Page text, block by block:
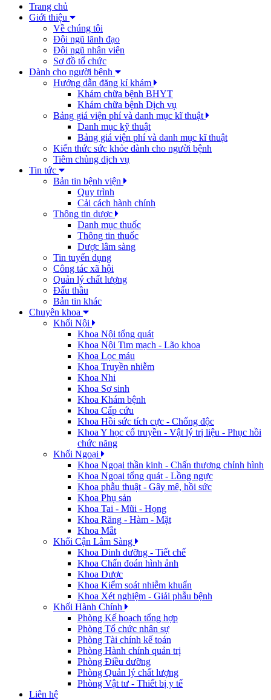
Trang chủ
Giới thiệu
Về chúng tôi
Đội ngũ lãnh đạo
Đội ngũ nhân viên
Sơ đồ tổ chức
Dành cho người bệnh
Hướng dẫn đăng kí khám
Khám chữa bệnh BHYT
Khám chữa bệnh Dịch vụ
Bảng giá viện phí và danh mục kĩ thuật
Danh mục kỹ thuật
Bảng giá viện phí và danh mục kĩ thuật
Kiến thức sức khỏe dành cho người bệnh
Tiêm chủng dịch vụ
Tin tức
Bản tin bệnh viện
Quy trình
Cải cách hành chính
Thông tin dược
Danh mục thuốc
Thông tin thuốc
Dược lâm sàng
Tin tuyển dụng
Công tác xã hội
Quản lý chất lượng
Đấu thầu
Bản tin khác
Chuyên khoa
Khối Nội
Khoa Nội tổng quát
Khoa Nội Tim mạch - Lão khoa
Khoa Lọc máu
Khoa Truyền nhiễm
Khoa Nhi
Khoa Sơ sinh
Khoa Khám bệnh
Khoa Cấp cứu
Khoa Hồi sức tích cực - Chống độc
Khoa Y học cổ truyền - Vật lý trị liệu - Phục hồi
chức năng
Khối Ngoại
Khoa Ngoại thần kinh - Chấn thương chỉnh hình
Khoa Ngoại tổng quát - Lồng ngực
Khoa phẫu thuật - Gây mê, hồi sức
Khoa Phụ sản
Khoa Tai - Mũi - Họng
Khoa Răng - Hàm - Mặt
Khoa Mắt
Khối Cận Lâm Sàng
Khoa Dinh dưỡng - Tiết chế
Khoa Chẩn đoán hình ảnh
Khoa Dược
Khoa Kiểm soát nhiễm khuẩn
Khoa Xét nghiệm - Giải phẫu bệnh
Khối Hành Chính
Phòng Kế hoạch tổng hợp
Phòng Tổ chức nhân sự
Phòng Tài chính kế toán
Phòng Hành chính quản trị
Phòng Điều dưỡng
Phòng Quản lý chất lượng
Phòng Vật tư - Thiết bị y tế
Liên hệ